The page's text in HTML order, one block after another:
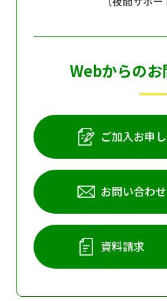
Webからのお
ご加入お申
お問い合わせ
資料請求